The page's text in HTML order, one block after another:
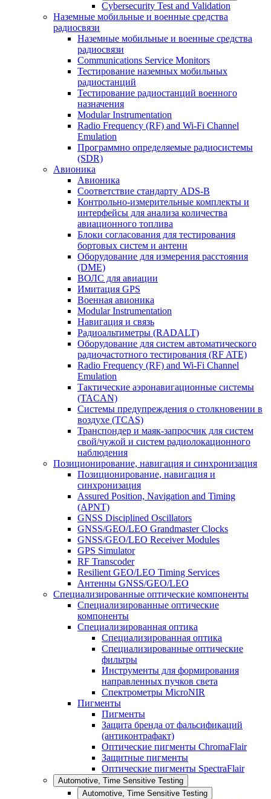
Cybersecurity Test and Validation
Наземные мобильные и военные средства
радиосвязи
Наземные мобильные и военные средства
радиосвязи
Communications Service Monitors
Тестирование наземных мобильных
радиостанций
Тестирование радиостанций военного
назначения
Modular Instrumentation
Radio Frequency (RF) and Wi-Fi Channel
Emulation
Программно определяемые радиосистемы
(SDR)
Авионика
Авионика
Соответствие стандарту ADS-B
Контрольно-измерительные комплекты и
интерфейсы для анализа количества
авиационного топлива
Блоки согласования для тестирования
бортовых систем и антенн
Оборудование для измерения расстояния
(DME)
ВОЛС для авиации
Имитация GPS
Военная авионика
Modular Instrumentation
Навигация и связь
Радиоальтиметры (RADALT)
Оборудование для систем автоматического
радиочастотного тестирования (RF ATE)
Radio Frequency (RF) and Wi-Fi Channel
Emulation
Тактические аэронавигационные системы
(TACAN)
Системы предупреждения о столкновении в
воздухе (TCAS)
Транспондер и маяк-запросчик для систем
свой/чужой и систем радиолокационного
наблюдения
Позиционирование, навигация и синхронизация
Позиционирование, навигация и
синхронизация
Assured Position, Navigation and Timing
(APNT)
GNSS Disciplined Oscillators
GNSS/GEO/LEO Grandmaster Clocks
GNSS/GEO/LEO Receiver Modules
GPS Simulator
RF Transcoder
Resilient GEO/LEO Timing Services
Антенны GNSS/GEO/LEO
Специализированные оптические компоненты
Специализированные оптические
компоненты
Специализированная оптика
Специализированная оптика
Специализированные оптические
фильтры
Инструменты для формирования
направленных пучков света
Спектрометры MicroNIR
Пигменты
Пигменты
Защита бренда от фальсификаций
(антиконтрафакт)
Оптические пигменты ChromaFlair
Защитные пигменты
Оптические пигменты SpectraFlair
Automotive, Time Sensitive Testing
Automotive, Time Sensitive Testing